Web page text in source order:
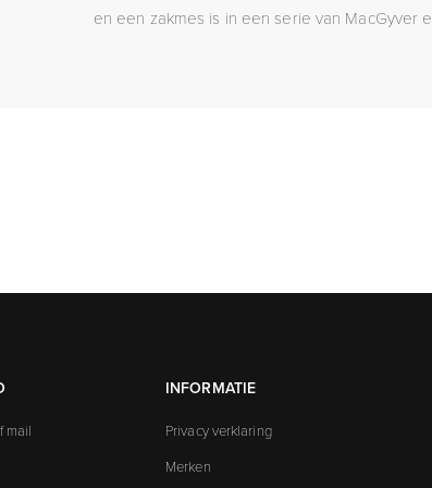
en een zakmes is in een serie van MacGyver
mail
INFORMATIE
Privacy verklaring
Merken